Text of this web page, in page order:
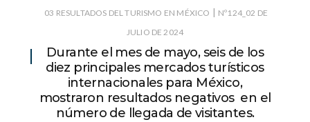
03 RESULTADOS DEL TURISMO EN MÉXICO | Nº124_02 DE
JULIO DE 2024
Durante el mes de mayo, seis de los
diez principales mercados turísticos
internacionales para México,
mostraron resultados negativos en el
número de llegada de visitantes.